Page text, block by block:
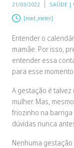
21/03/2022 SAÚDE |
[read_meter]
Entender o
mamãe. Por isso,
entender essa
para esse
A gestação é
mulher. Mas,
friozinho na barriga
dúvidas nunca
Nenhuma